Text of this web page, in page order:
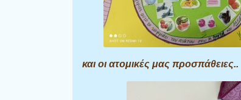
και οι ατομικές μας προσπάθειες..